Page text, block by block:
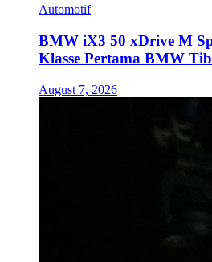
Automotif
BMW iX3 50 xDrive M
Klasse Pertama BMW
August 7, 2026